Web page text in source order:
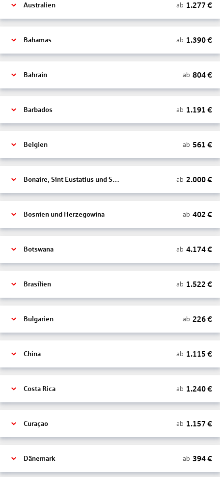
Australien ab 1.277 €
Bahamas ab 1.390€
Bahrain ab 804€
Barbados ab 1.191 €
Belgien ab 561 €
Bonaire, Sint Eustatius und Saba ab 2.000€
Bosnien und Herzegowina ab 402 €
Botswana ab 4.174€
Brasilien ab 1.522 €
Bulgarien ab 226€
China ab 1.115 €
Costa Rica ab 1.240€
Curaçao ab 1.157 €
Dänemark ab 394€